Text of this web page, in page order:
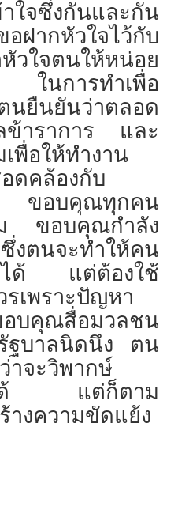
ใจซึ่งกันและกัน
ากหัวใจไว้กับ
วใจตนให้หน่อย
ในการทำเพื่อ
ยืนยันว่าตลอด
ข้าราการ และ
พื่อให้ทำงาน
ดคล้องกับ
ขอบคุณทุกคน
ขอบคุณกำลัง
ตนจะทำให้คน
ได้ แต่ต้องใช้
รเพราะปัญหา
บคุณสื่อมวลชน
ฐบาลนิดนึง ตน
าจะวิพากษ์
ได้ แต่ก็ตาม
างความขัดแย้ง